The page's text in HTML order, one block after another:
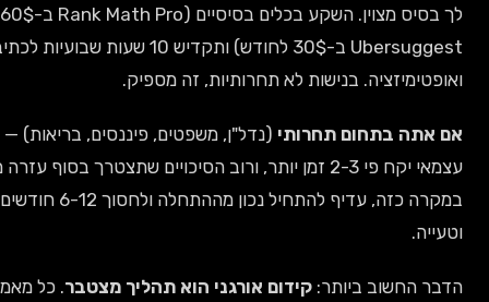
לך בסיס מצוין. השקע בכלים בסיסיים (Rank Math Pro ב-60$,
Ubersuggest ב-30$ לחודש) ותקדיש 10 שעות שבועיות לכתיבה
בנישות לא תחרותיות, זה מספיק.
בתחום תחרותי(נדל"ן, משפטים, פיננסים, בריאות) — קידום
עצמאי יקח פי 2-3 זמן יותר, ורוב הסיכויים שתצטרך בסוף עזרה מקצועית.
במקרה כזה, עדיף להתחיל נכון מההתחלה ולחסוך 6-12 חודשים של ניסוי
ביותר:קידום אורגני הוא תהליך מצטבר. כל מאמר שכתוב